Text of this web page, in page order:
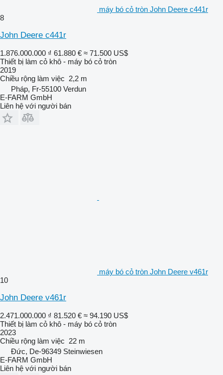
máy bó cỏ tròn John Deere c441r
8
John Deere c441r
1.876.000.000 ₫ 61.880 € ≈ 71.500 US$
Thiết bị làm cỏ khô - máy bó cỏ tròn
2019
Chiều rộng làm việc 2,2 m
Pháp, Fr-55100 Verdun
E-FARM GmbH
Liên hệ với người bán
máy bó cỏ tròn John Deere v461r
10
John Deere v461r
2.471.000.000 ₫ 81.520 € ≈ 94.190 US$
Thiết bị làm cỏ khô - máy bó cỏ tròn
2023
Chiều rộng làm việc 22 m
Đức, De-96349 Steinwiesen
E-FARM GmbH
Liên hệ với người bán